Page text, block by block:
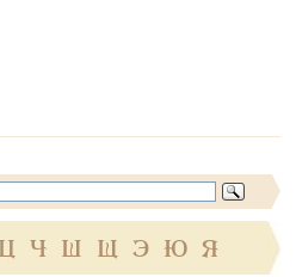
Ц Ч Ш Щ Э Ю Я